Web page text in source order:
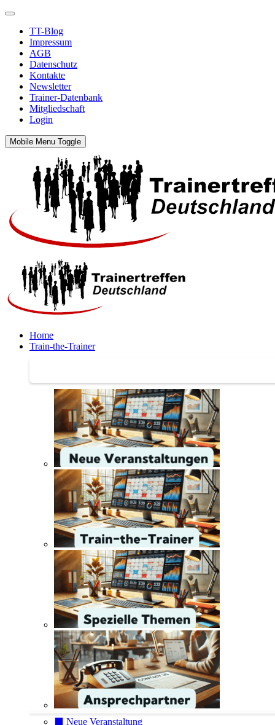
TT-Blog
Impressum
AGB
Datenschutz
Kontakte
Newsletter
Trainer-Datenbank
Mitgliedschaft
Login
Mobile Menu Toggle
Home
Train-the-Trainer
⬛️ Neue Veranstaltung